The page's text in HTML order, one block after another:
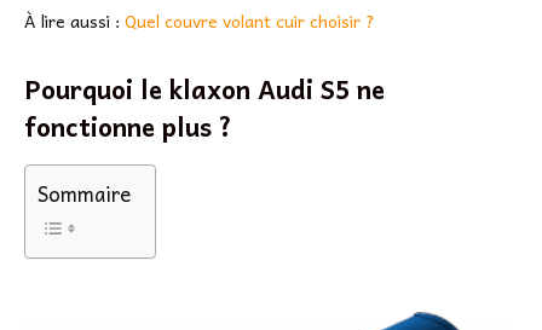
À lire aussi : Quel couvre volant cuir choisir ?
Pourquoi le klaxon Audi S5 ne
fonctionne plus ?
Sommaire